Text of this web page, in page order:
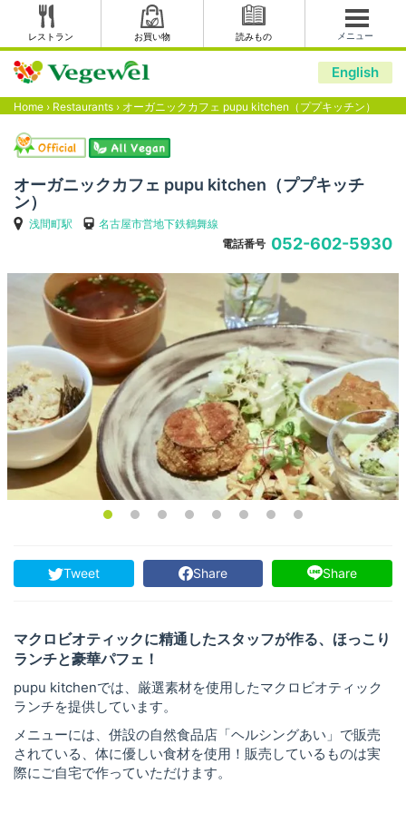
レストラン お買い物 読みもの メニュー
English
Home › Restaurants › オーガニックカフェ pupu kitchen（ププキッチン）
オーガニックカフェ pupu kitchen（ププキッチ
ン）
浅間町駅
名古屋市営地下鉄鶴舞線
電話番号 052-602-5930
Tweet Share Share
マクロビオティックに精通したスタッフが作る、ほっこり
ランチと豪華パフェ！
pupu kitchenでは、厳選素材を使用したマクロビオティック
ランチを提供しています。
メニューには、併設の自然食品店「ヘルシングあい」で販売
されている、体に優しい食材を使用！販売しているものは実
際にご自宅で作っていただけます。